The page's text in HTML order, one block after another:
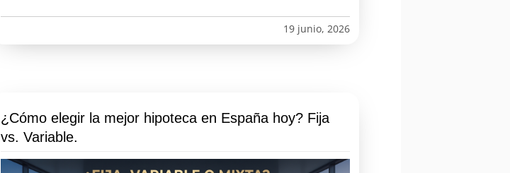
19 junio, 2026
¿Cómo elegir la mejor hipoteca en España hoy? Fija
vs. Variable.